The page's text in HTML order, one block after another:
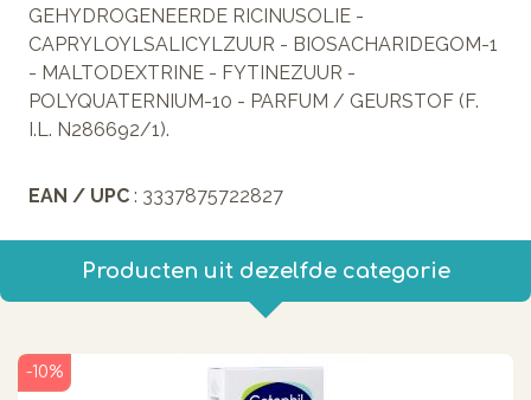
GEHYDROGENEERDE RICINUSOLIE -
CAPRYLOYLSALICYLZUUR - BIOSACHARIDEGOM-1
- MALTODEXTRINE - FYTINEZUUR -
POLYQUATERNIUM-10 - PARFUM / GEURSTOF (F.
I.L. N286692/1).
EAN / UPC : 3337875722827
Producten uit dezelfde categorie
-10%